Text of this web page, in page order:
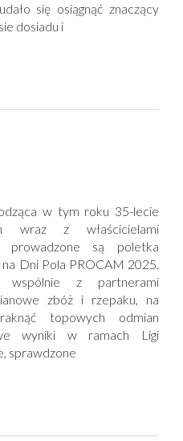
się osiągnąć znaczący
dosiadu i
w tym roku 35-lecie
wraz z właścicielami
prowadzone są poletka
Dni Pola PROCAM 2025.
wspólnie z partnerami
zbóż i rzepaku, na
topowych odmian
wyniki w ramach Ligi
sprawdzone